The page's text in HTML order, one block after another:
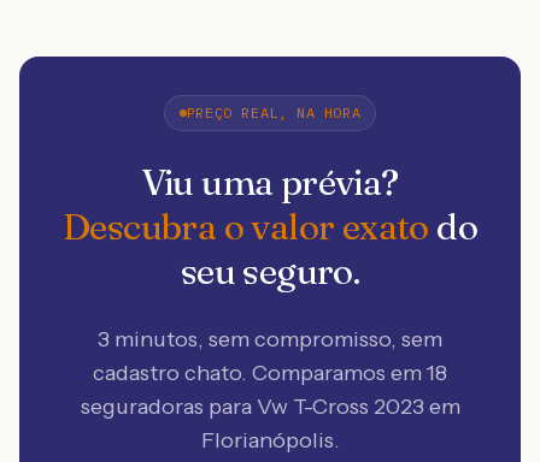
PREÇO REAL, NA HORA
Viu uma prévia?
Descubra o valor exato do
seu seguro.
3 minutos, sem compromisso, sem
cadastro chato. Comparamos em 18
seguradoras para Vw T-Cross 2023 em
Florianópolis.